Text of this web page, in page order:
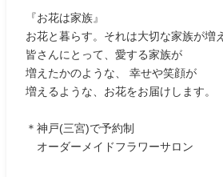
『お花は家族』
お花と暮らす。それは大切な家族が増
皆さんにとって、愛する家族が
増えたかのような、 幸せや笑顔が
増えるような、お花をお届けします。
＊神戸(三宮)で予約制
オーダーメイドフラワーサロン